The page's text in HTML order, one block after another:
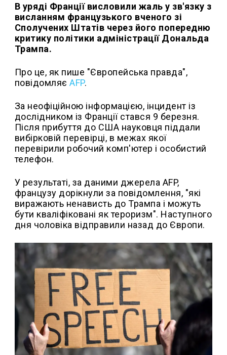
В уряді Франції висловили жаль у зв'язку з
висланням французького вченого зі
Сполучених Штатів через його попередню
критику політики адміністрації Дональда
Трампа.
Про це, як пише "Європейська правда",
повідомляєAFP.
За неофіційною інформацією, інцидент із
дослідником із Франції стався 9 березня.
Після прибуття до США науковця піддали
вибірковій перевірці, в межах якої
перевірили робочий комп'ютер і особистий
телефон.
У результаті, за даними джерела AFP,
французу дорікнули за повідомлення, "які
виражають ненависть до Трампа і можуть
бути кваліфіковані як тероризм". Наступного
дня чоловіка відправили назад до Європи.